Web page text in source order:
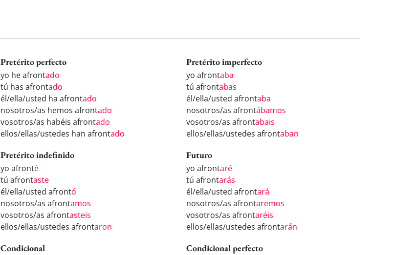
Pretérito perfecto
yo he afrontado
tú has afrontado
él/ella/usted ha afrontado
nosotros/as hemos afrontado
vosotros/as habéis afrontado
ellos/ellas/ustedes han afrontado
Pretérito imperfecto
yo afrontaba
tú afrontabas
él/ella/usted afrontaba
nosotros/as afrontábamos
vosotros/as afrontabais
ellos/ellas/ustedes afrontaban
Pretérito indefinido
yo afronté
tú afrontaste
él/ella/usted afrontó
nosotros/as afrontamos
vosotros/as afrontasteis
ellos/ellas/ustedes afrontaron
Futuro
yo afrontaré
tú afrontarás
él/ella/usted afrontará
nosotros/as afrontaremos
vosotros/as afrontaréis
ellos/ellas/ustedes afrontarán
Condicional Condicional perfecto